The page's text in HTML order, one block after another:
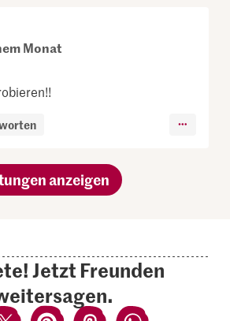
Monat
anzeigen
Jetzt Freunden